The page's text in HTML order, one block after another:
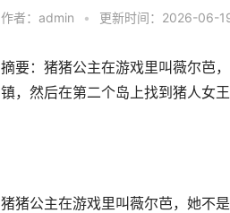
作者： admin • 更新时间：2026-06-
摘要：猪猪公主在游戏里叫薇尔芭
镇，然后在第二个岛上找到猪人女
猪猪公主在游戏里叫薇尔芭，她不